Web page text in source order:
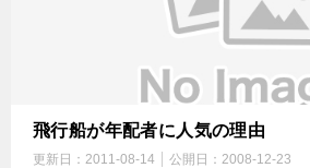
飛行船が年配者に人気の理由
更新日： 2011-08-14 公開日： 2008-12-23